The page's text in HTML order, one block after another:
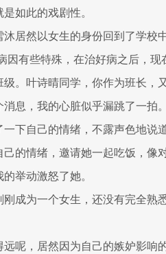
如此的戏剧性。
居然以女生的身份回到了学校中
因有些特殊，在治好病之后，
。叶诗晴同学，你作为班长，
息，我的心脏似乎漏跳了一拍。
下自己的情绪，不露声色地说
的情绪，邀请她一起吃饭，像
举动激怒了她。
刚成为一个女生，还没有完全熟
呢，居然因为自己的嫉妒影响